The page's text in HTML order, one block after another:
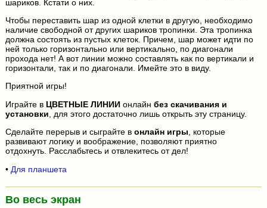
шариков. Кстати о них.
Чтобы переставить шар из одной клетки в другую, необходимо
наличие свободной от других шариков тропинки. Эта тропинка
должна состоять из пустых клеток. Причем, шар может идти по
ней только горизонтально или вертикально, по диагонали
прохода нет! А вот линии можно составлять как по вертикали и
горизонтали, так и по диагонали. Имейте это в виду.
Приятной игры!
Играйте в ЦВЕТНЫЕ ЛИНИИонлайн без скачивания и
установки , для этого достаточно лишь открыть эту страницу.
Сделайте перерыв и сыграйте в онлайн игры, которые
развивают логику и воображение, позволяют приятно
отдохнуть. Расслабьтесь и отвлекитесь от дел!
• Для планшета
Во весь экран